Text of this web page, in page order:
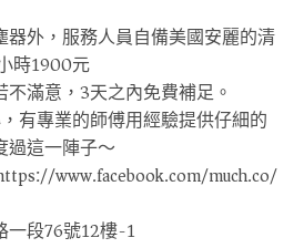
器外，服務人員自備美國安麗的清
時1900元
滿意，3天之內免費補足。
有專業的師傅用經驗提供仔細的
過這一陣子～
www.facebook.com/much.co/
一段76號12樓-1